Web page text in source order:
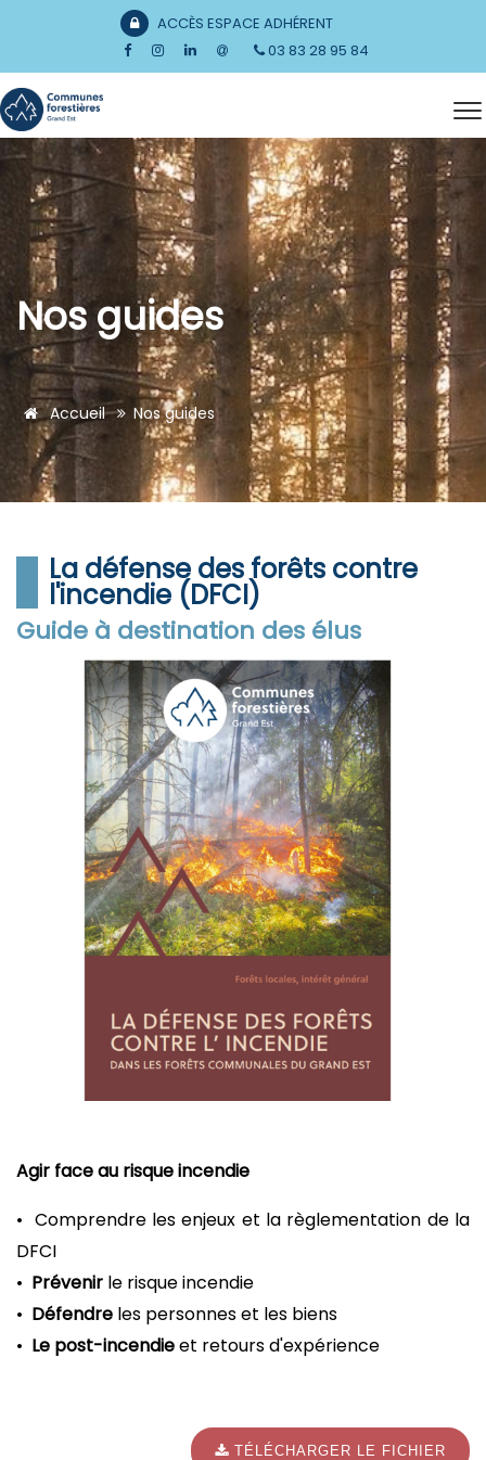
ACCÈS ESPACE ADHÉRENT
03 83 28 95 84
Nos guides
Accueil Nos guides
La défense des forêts contre
l'incendie (DFCI)
Guide à destination des élus
Agir face au risque incendie
• Comprendre les enjeux et la règlementation de la
DFCI
• Prévenir le risque incendie
• Défendre les personnes et les biens
• Le post-incendieet retours d'expérience
TÉLÉCHARGER LE FICHIER